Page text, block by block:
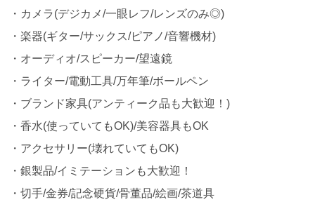
・カメラ(デジカメ/一眼レフ/レンズのみ◎)
・楽器(ギター/サックス/ピアノ/音響機材)
・オーディオ/スピーカー/望遠鏡
・ライター/電動工具/万年筆/ボールペン
・ブランド家具(アンティーク品も大歓迎！)
・香水(使っていてもOK)/美容器具もOK
・アクセサリー(壊れていてもOK)
・銀製品/イミテーションも大歓迎！
・切手/金券/記念硬貨/骨董品/絵画/茶道具